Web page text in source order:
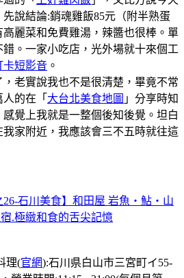
說結論:銷魂雞飯85元（附半熟蛋
麗菜和免費雞湯，辣醬也很棒。單
。一家小吃店，光外場就十來個工
卡短影音 。
老實說我也不是很清楚，畢竟不常
的在「 大台北美食地圖 」分享時知
覺上我就是一整個後知後覺。坦白
家附近，我應該會三不五時就往這
26-石川美食】和田屋 岩魚・鮎・山
.極緻和食的舌尖記憶
理(官網):石川県白山市三宮町イ55-